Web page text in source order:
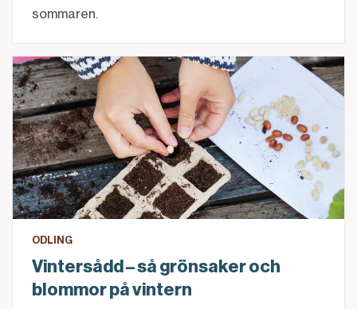
sommaren.
Vintersådd – så grönsaker och blommor på vintern
ODLING
Vintersådd – så grönsaker och
blommor på vintern